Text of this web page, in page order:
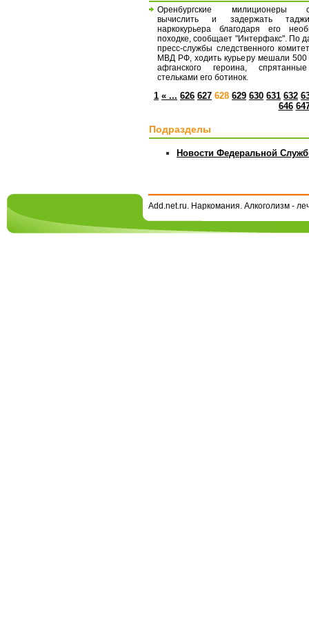
Оренбургские милиционеры
вычислить и задержать
наркокурьера благодаря его
походке, сообщает "Интерфакс". По
пресс-службы следственного
МВД РФ, ходить курьеру мешали 500
афганского героина,
стельками его ботинок.
1 « ... 626 627 628 629 630 631 632
646
Подразделы
Новости Федеральной
Add.net.ru. Наркомания. Алкоголизм -